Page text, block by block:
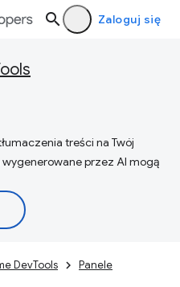
Zaloguj się
treści na Twój
przez AI mogą
DevTools Panele